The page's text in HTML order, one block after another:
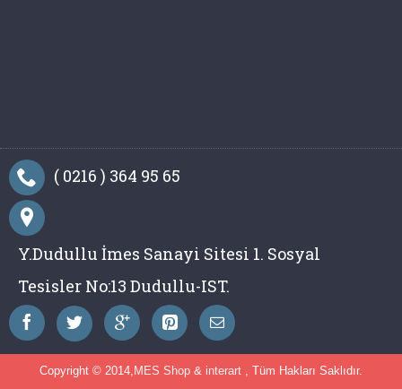
( 0216 ) 364 95 65
Y.Dudullu İmes Sanayi Sitesi 1. Sosyal
Tesisler No:13 Dudullu-IST.
Copyright © 2014, MES Shop & interart , Tüm Hakları Saklıdır.